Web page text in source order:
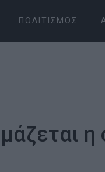
ΠΟΛΙΤΙΣΜΌΣ